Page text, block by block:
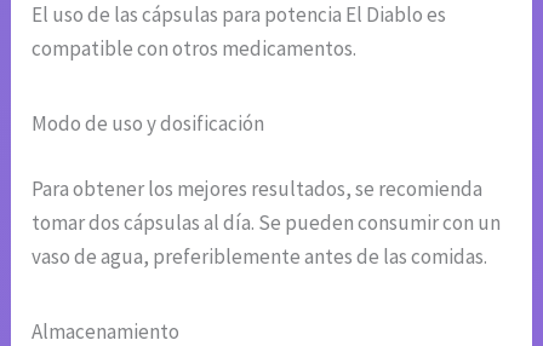
El uso de las cápsulas para potencia El Diablo es
compatible con otros medicamentos.
Modo de uso y dosificación
Para obtener los mejores resultados, se recomienda
tomar dos cápsulas al día. Se pueden consumir con un
vaso de agua, preferiblemente antes de las comidas.
Almacenamiento